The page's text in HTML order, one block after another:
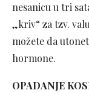
nesanicu u tri
„kriv“ za tzv.
možete da
hormone.
OPADANJE